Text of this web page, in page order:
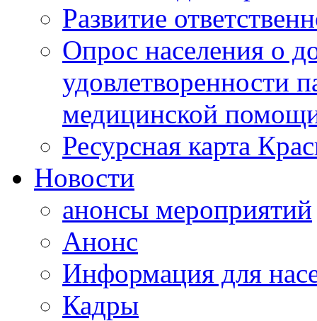
Развитие
Опрос населения о
удовлетворенности
медицинской
Ресурсная карта
Новости
анонсы мероприятий
Анонс
Информация для
Кадры